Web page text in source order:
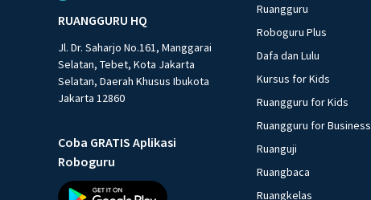
RUANGGURU HQ
Jl. Dr. Saharjo No.161, Manggarai
Selatan, Tebet, Kota Jakarta
Selatan, Daerah Khusus Ibukota
Jakarta 12860
Coba GRATIS Aplikasi
Roboguru
Ruangguru
Roboguru Plus
Dafa dan Lulu
Kursus for Kids
Ruangguru for Kids
Ruangguru for Business
Ruanguji
Ruangbaca
Ruangkelas